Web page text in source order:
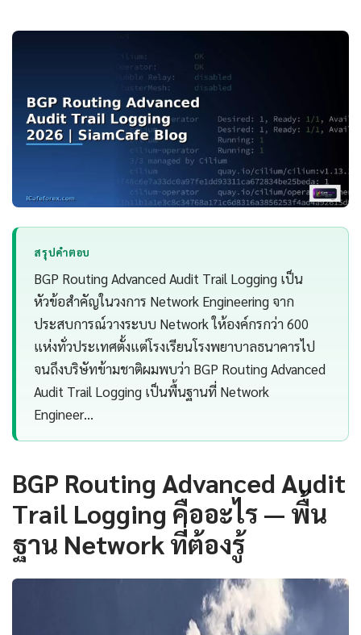
สรุปคำตอบ
BGP Routing Advanced Audit Trail Logging เป็น
หัวข้อสำคัญในวงการ Network Engineering จาก
ประสบการณ์วางระบบ Network ให้องค์กรกว่า 600
แห่งทั่วประเทศตั้งแต่โรงเรียนโรงพยาบาลธนาคารไป
จนถึงบริษัทข้ามชาติผมพบว่า BGP Routing Advanced
Audit Trail Logging เป็นพื้นฐานที่ Network
Engineer…
BGP Routing Advanced Audit
Trail Logging คืออะไร — พื้น
ฐาน Network ที่ต้องรู้